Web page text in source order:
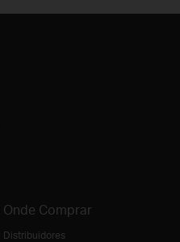
Onde Comprar
Distribuidores